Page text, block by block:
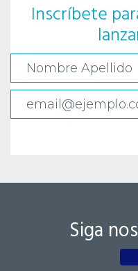
Inscríbete
Siga